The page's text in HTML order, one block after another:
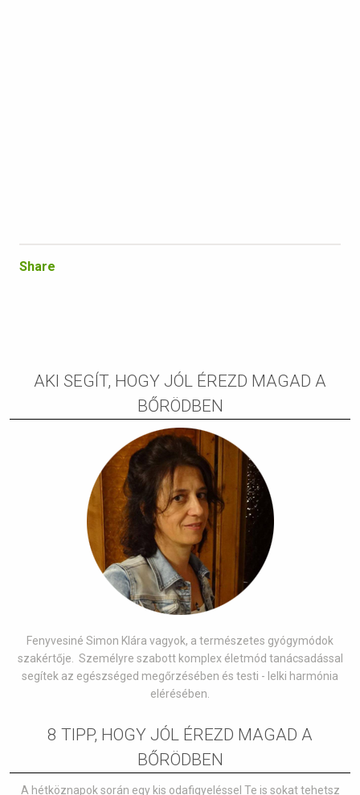
Share
AKI SEGÍT, HOGY JÓL ÉREZD MAGAD A
BŐRÖDBEN
Fenyvesiné Simon Klára vagyok, a természetes gyógymódok
szakértője. Személyre szabott komplex életmód tanácsadással
segítek az egészséged megőrzésében és testi - lelki harmónia
elérésében.
8 TIPP, HOGY JÓL ÉREZD MAGAD A
BŐRÖDBEN
A hétköznapok során egy kis odafigyeléssel Te is sokat tehetsz